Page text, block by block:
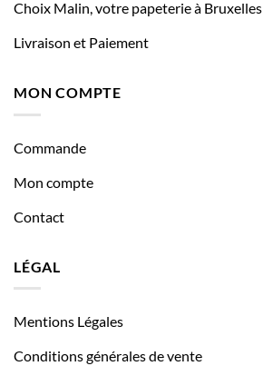
Choix Malin, votre papeterie à Bruxelles
Livraison et Paiement
MON COMPTE
Commande
Mon compte
Contact
LÉGAL
Mentions Légales
Conditions générales de vente